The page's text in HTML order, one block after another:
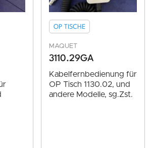
OP TISCHE
MAQUET
3110.29GA
Kabelfernbedienung für
OP Tisch 1130.02, und
andere Modelle, sg.Zst.